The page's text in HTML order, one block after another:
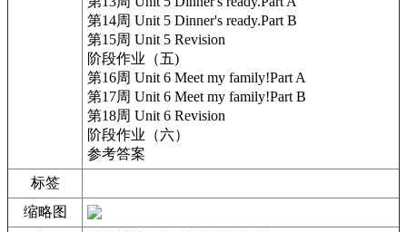
第14周 Unit 5 Dinner's ready.Part B
第15周 Unit 5 Revision
阶段作业（五)
第16周 Unit 6 Meet my family!Part A
第17周 Unit 6 Meet my family!Part B
第18周 Unit 6 Revision
阶段作业（六）
参考答案
标签
缩略图